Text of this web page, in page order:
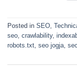
Posted in SEO,
seo, crawlability,
robots.txt, seo jogja,